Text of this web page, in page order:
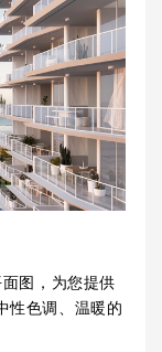
图，为您提供
性色调、温暖的